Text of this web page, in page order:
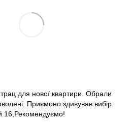
для нової квартири. Обрали
Приємоно здивував вибір
16,Рекомендуємо!